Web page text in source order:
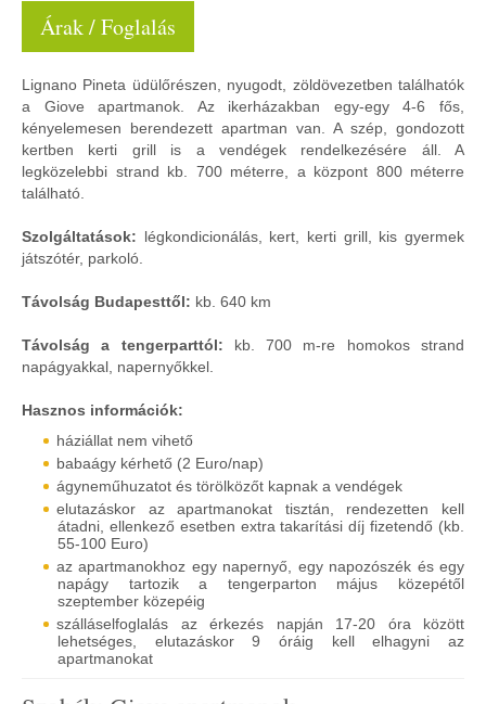
Árak / Foglalás
Lignano Pineta üdülőrészen, nyugodt, zöldövezetben találhatók
a Giove apartmanok. Az ikerházakban egy-egy 4-6 fős,
kényelemesen berendezett apartman van. A szép, gondozott
kertben kerti grill is a vendégek rendelkezésére áll. A
legközelebbi strand kb. 700 méterre, a központ 800 méterre
található.
Szolgáltatások: légkondicionálás, kert, kerti grill, kis gyermek
játszótér, parkoló.
Távolság Budapesttől: kb. 640 km
Távolság a tengerparttól: kb. 700 m-re homokos strand
napágyakkal, napernyőkkel.
Hasznos információk:
háziállat nem vihető
babaágy kérhető (2 Euro/nap)
ágyneműhuzatot és törölközőt kapnak a vendégek
elutazáskor az apartmanokat tisztán, rendezetten kell
átadni, ellenkező esetben extra takarítási díj fizetendő (kb.
55-100 Euro)
az apartmanokhoz egy napernyő, egy napozószék és egy
napágy tartozik a tengerparton május közepétől
szeptember közepéig
szálláselfoglalás az érkezés napján 17-20 óra között
lehetséges, elutazáskor 9 óráig kell elhagyni az
apartmanokat